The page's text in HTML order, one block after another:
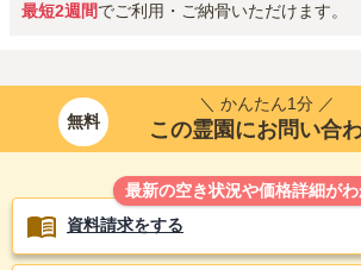
最短2週間でご利用・ご納骨いただけます。
無料
＼ かんたん1分 ／
この霊園にお問い合
最新の空き状況や価格詳細がわ
資料請求をする